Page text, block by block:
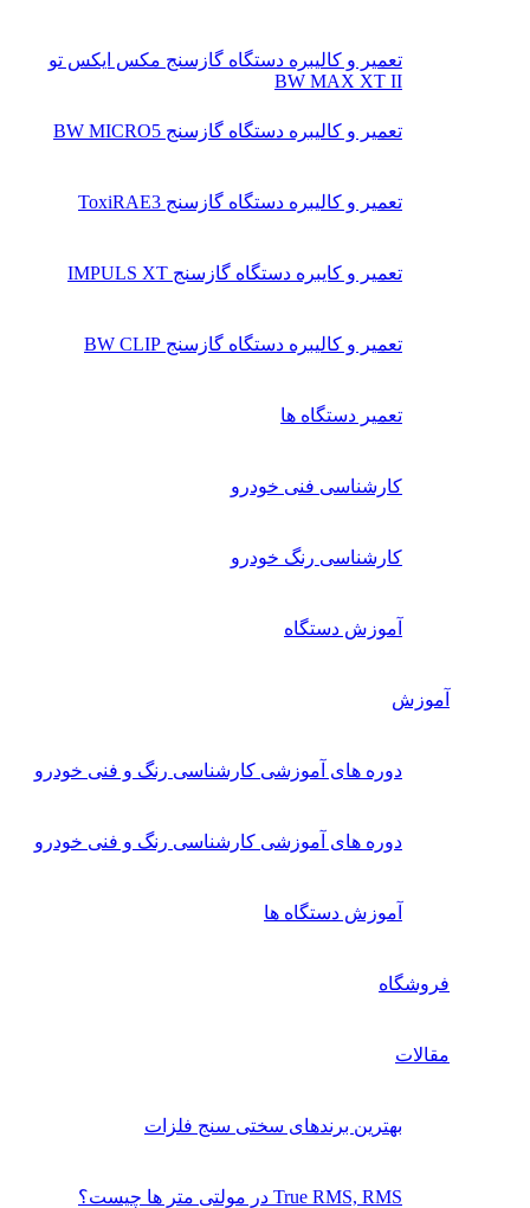
تعمیر و کالیبره دستگاه گازسنج مکس ایکس تو
BW MAX XT II
تعمیر و کالیبره دستگاه گازسنج BW MICRO5
تعمیر و کالیبره دستگاه گازسنج ToxiRAE3
تعمیر و کایبره دستگاه گازسنج IMPULS XT
تعمیر و کالیبره دستگاه گازسنج BW CLIP
تعمیر دستگاه ها
کارشناسی فنی خودرو
کارشناسی رنگ خودرو
آموزش دستگاه
آموزش
دوره های آموزشی کارشناسی رنگ و فنی خودرو
دوره های آموزشی کارشناسی رنگ و فنی خودرو
آموزش دستگاه ها
فروشگاه
مقالات
بهترین برندهای سختی سنج فلزات
True RMS, RMS در مولتی متر ها چیست؟